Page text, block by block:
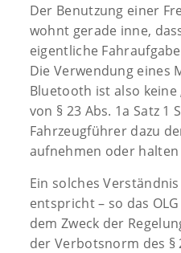
Der Benutzung einer
wohnt gerade inne,
eigentliche
Die Verwendung eines
Bluetooth ist also keine
von § 23 Abs. 1a Satz 1
Fahrzeugführer dazu
aufnehmen oder halten
Ein solches
entspricht – so das
dem Zweck der
der Verbotsnorm des §